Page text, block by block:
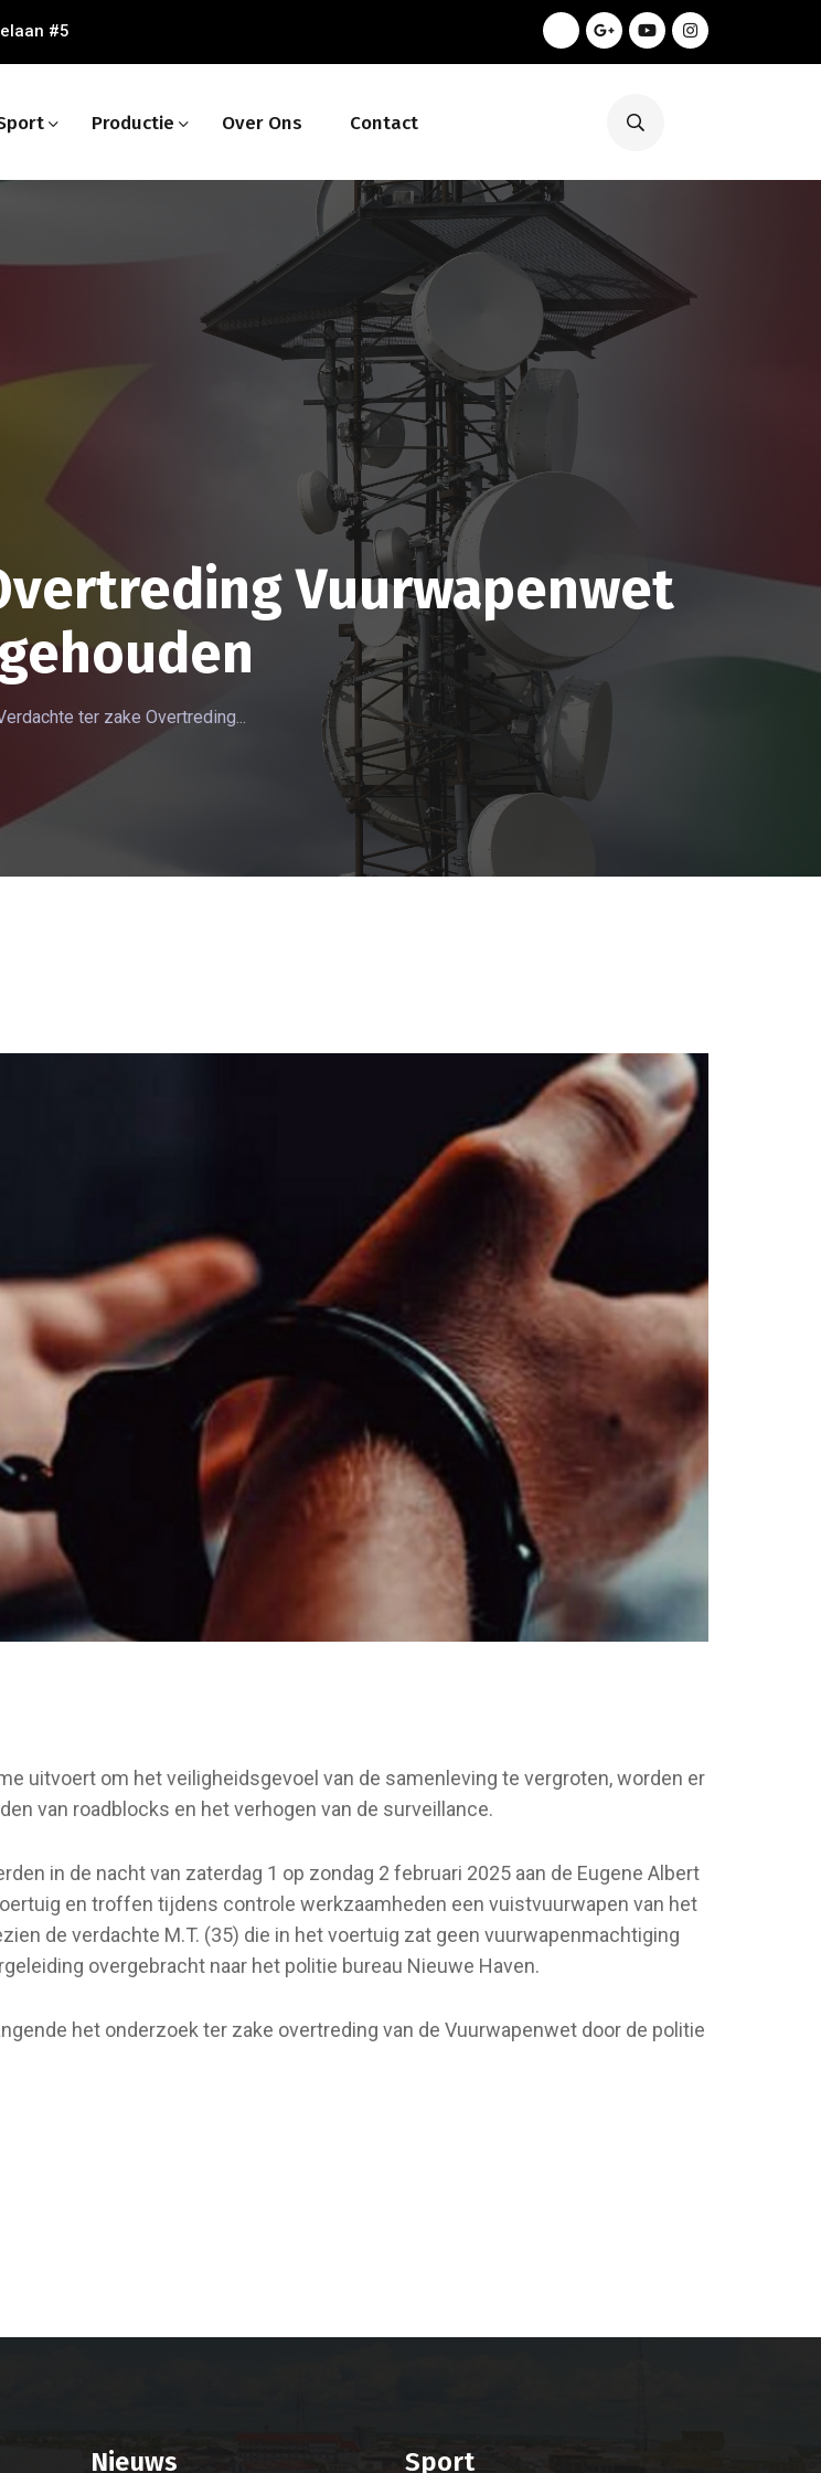
#5
Productie Over Ons Contact
Vuurwapenwet
ter zake Overtreding...
uitvoert om het veiligheidsgevoel van de samenleving te vergroten, worden er
van roadblocks en het verhogen van de surveillance.
in de nacht van zaterdag 1 op zondag 2 februari 2025 aan de Eugene Albert
en troffen tijdens controle werkzaamheden een vuistvuurwapen van het
de verdachte M.T. (35) die in het voertuig zat geen vuurwapenmachtiging
overgebracht naar het politie bureau Nieuwe Haven.
het onderzoek ter zake overtreding van de Vuurwapenwet door de politie
Nieuws Sport